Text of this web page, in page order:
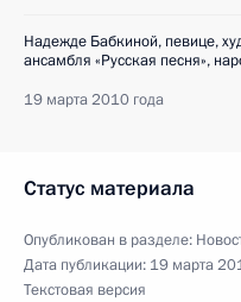
Надежде Бабкиной, певице,
ансамбля «Русская песня»,
19 марта 2010 года
Статус материала
Опубликован в разделе:
Дата публикации: 19 марта
Текстовая версия